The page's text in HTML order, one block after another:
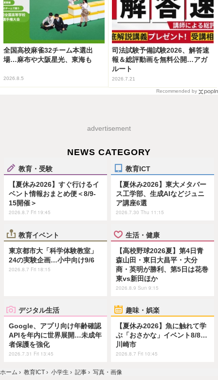
全国高校麻雀32チーム本選出
場…麻布や大阪星光、東海も
2026.8.5
司法試験予備試験2026、解答速
報＆総評動画を無料公開…アガ
ルート
2026.7.21
Recommended by
advertisement
NEWS CATEGORY
教育・受験
【夏休み2026】すぐ行けるイ
ベント情報おまとめ便＜8/9-
15開催＞
2026.8.7 Fri 19:45
教育ICT
【夏休み2026】東大メタバー
ス工学部、生成AIなどジュニ
ア講座6選
2026.7.30 Thu 11:15
教育イベント
東京都市大「科学体験教室」
24の実験企画…小中向け9/6
2026.8.7 Fri 18:15
生活・健康
【高校野球2026夏】第4日青
森山田・東日大昌平・大分
商・英明が勝利、第5日は花巻
東vs新田ほか
2026.8.9 Sun 9:15
デジタル生活
Google、アプリ向け年齢確認
APIを年内に世界展開…未成年
者保護を強化
2026.7.31 Fri 13:45
趣味・娯楽
【夏休み2026】魚に触れて学
ぶ「おさかな」イベント8/8…
川崎市
2026.8.7 Fri 10:45
ホーム › 教育ICT › 小学生 › 記事 › 写真・画像